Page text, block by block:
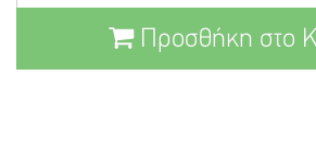
Προσθήκη στο